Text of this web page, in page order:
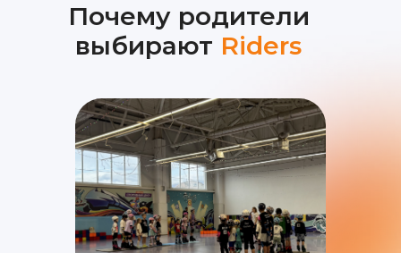
Почему родители
выбирают Riders